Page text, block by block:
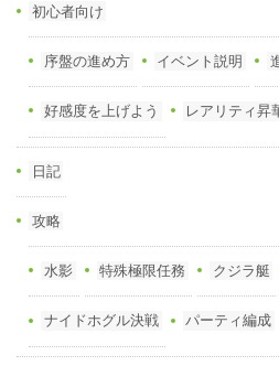
初心者向け
序盤の進め方 イベント説明
好感度を上げよう レアリティ昇
日記
攻略
水影 特殊極限任務 クジラ艇
ナイドホグル決戦 パーティ編成